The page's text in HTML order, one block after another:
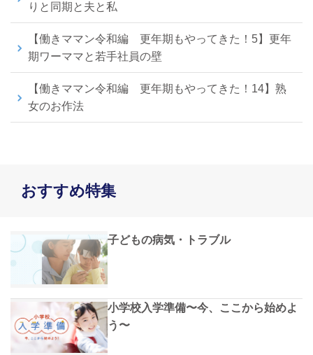
りと同期と夫と私
【働きママン令和編 更年期もやってきた！5】更年
期ワーママと若手社員の壁
【働きママン令和編 更年期もやってきた！14】熟
女のお作法
おすすめ特集
子どもの病気・トラブル
小学校入学準備〜今、ここから始めよ
う〜